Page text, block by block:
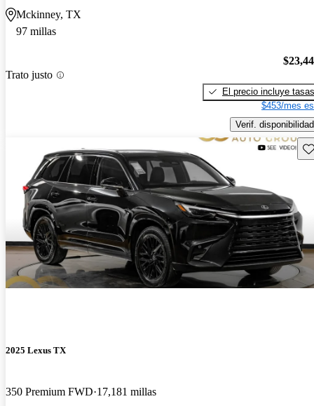
Mckinney, TX
97 millas
Trato justo
El precio incluye tasas
$453/mes
Verif. disponibilidad
2025 Lexus TX
350 Premium FWD 17,181 millas